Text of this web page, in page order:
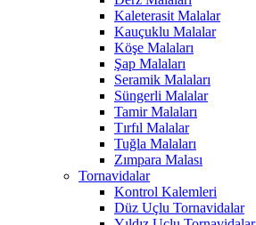
Kaleterasit Malalar
Kauçuklu Malalar
Köşe Malaları
Şap Malaları
Seramik Malaları
Süngerli Malalar
Tamir Malaları
Tırfıl Malalar
Tuğla Malaları
Zımpara Malası
Tornavidalar
Kontrol Kalemleri
Düz Uçlu Tornavidalar